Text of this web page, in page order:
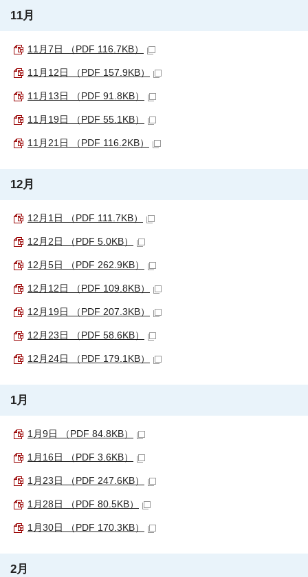
11月
11月7日 （PDF 116.7KB）
11月12日 （PDF 157.9KB）
11月13日 （PDF 91.8KB）
11月19日 （PDF 55.1KB）
11月21日 （PDF 116.2KB）
12月
12月1日 （PDF 111.7KB）
12月2日 （PDF 5.0KB）
12月5日 （PDF 262.9KB）
12月12日 （PDF 109.8KB）
12月19日 （PDF 207.3KB）
12月23日 （PDF 58.6KB）
12月24日 （PDF 179.1KB）
1月
1月9日 （PDF 84.8KB）
1月16日 （PDF 3.6KB）
1月23日 （PDF 247.6KB）
1月28日 （PDF 80.5KB）
1月30日 （PDF 170.3KB）
2月